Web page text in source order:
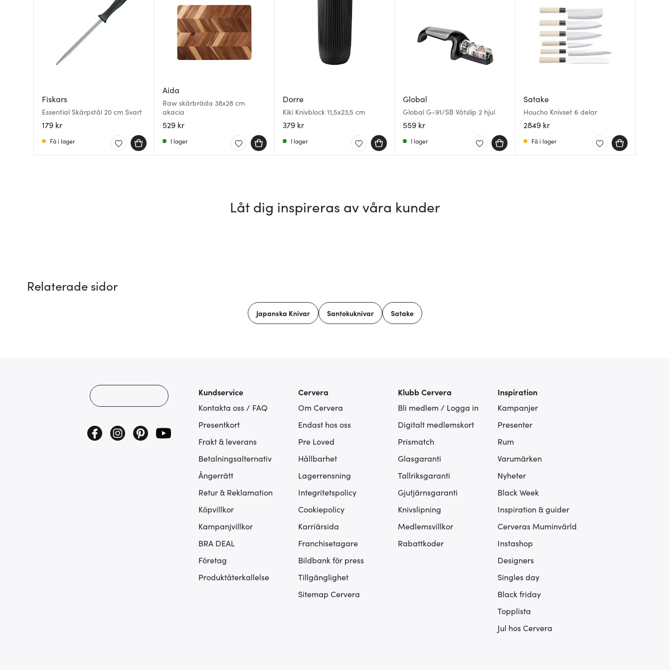
Fiskars
Essential Skärpstål 20 cm Svart
179 kr
Få i lager
Aida
Raw skärbräda 38x28 cm
akacia
529 kr
I lager
Dorre
Kiki Knivblock 11,5x23,5 cm
379 kr
I lager
Global
Global G-91/SB Våtslip 2 hjul
559 kr
I lager
Satake
Houcho Knivset 6 delar
2849 kr
Få i lager
Låt dig inspireras av våra kunder
Relaterade sidor
Japanska Knivar Santokuknivar Satake
Kundservice
Kontakta oss / FAQ
Presentkort
Frakt & leverans
Betalningsalternativ
Ångerrätt
Retur & Reklamation
Köpvillkor
Kampanjvillkor
BRA DEAL
Företag
Produktåterkallelse
Cervera
Om Cervera
Endast hos oss
Pre Loved
Hållbarhet
Lagerrensning
Integritetspolicy
Cookiepolicy
Karriärsida
Franchisetagare
Bildbank för press
Tillgänglighet
Sitemap Cervera
Klubb Cervera
Bli medlem / Logga in
Digitalt medlemskort
Prismatch
Glasgaranti
Tallriksgaranti
Gjutjärnsgaranti
Knivslipning
Medlemsvillkor
Rabattkoder
Inspiration
Kampanjer
Presenter
Rum
Varumärken
Nyheter
Black Week
Inspiration & guider
Cerveras Muminvärld
Instashop
Designers
Singles day
Black friday
Topplista
Jul hos Cervera